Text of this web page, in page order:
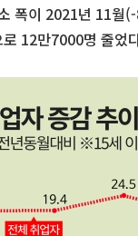
폭이 2021년 11월
12만7000명 줄었